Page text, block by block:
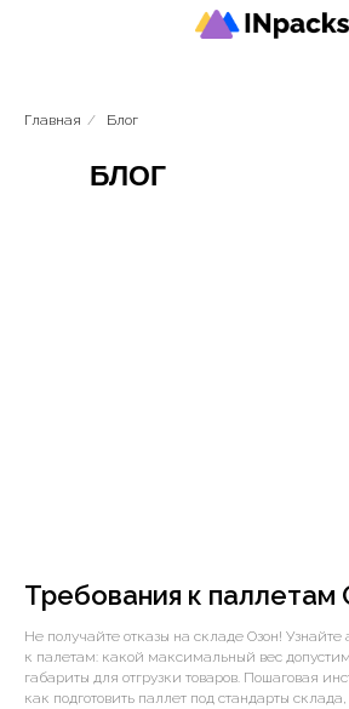
Главная / Блог
БЛОГ
Требования к паллетам
Не получайте отказы на складе Озон! Узнайте
к палетам: какой максимальный вес
габариты для отгрузки товаров. Пошаговая
как подготовить паллет под стандарты